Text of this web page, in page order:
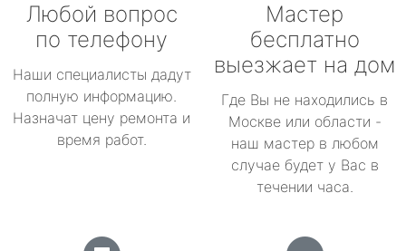
Любой вопрос
по телефону
Наши специалисты дадут
полную информацию.
Назначат цену ремонта и
время работ.
Мастер
бесплатно
выезжает на дом
Где Вы не находились в
Москве или области -
наш мастер в любом
случае будет у Вас в
течении часа.